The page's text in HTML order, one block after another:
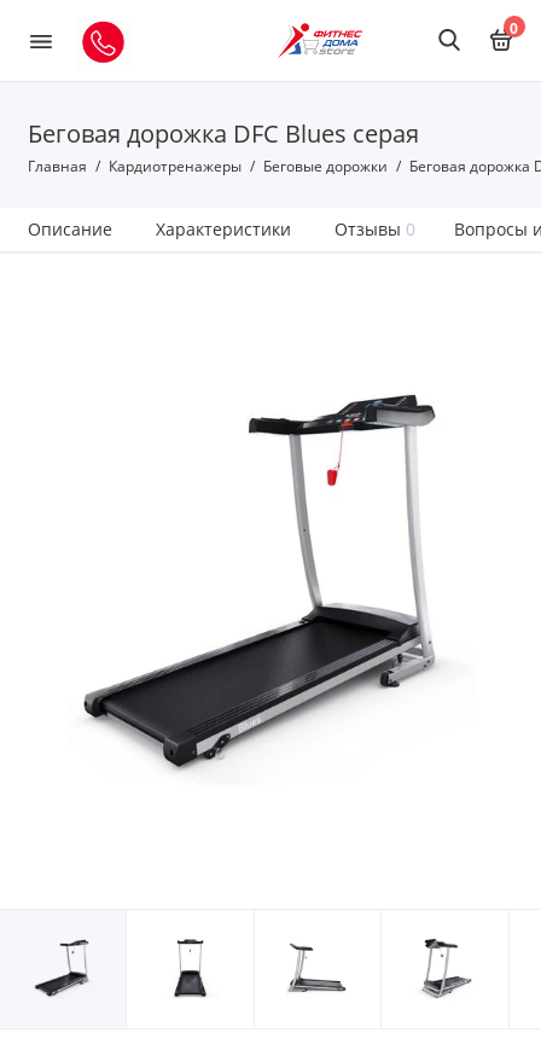
0
Беговая дорожка DFC Blues серая
Главная Кардиотренажеры Беговые дорожки Беговая дорожка
Описание Характеристики Отзывы 0 Вопросы